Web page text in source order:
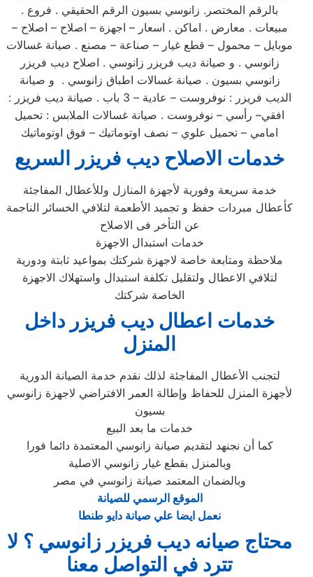
بالرقم المختصر. زانوسي بسيون الرقم الحقيقي . فروع .
مبيعات . معارض . اماكن . اسعار – اجهزة – اصلاح – اصلاح –
موبايل – محمول – قطع غيار – صناعة – مصنع . صيانة غسالات
زانوسي . و صيانة ديب فريزر زانوسي . اصلاح ديب فريزر
زانوسي بسيون . صيانة غسالات اطباق زانوسي . و صيانة
الديب فريزر : نوفروست – عادية – 3 باب . صيانة ديب فريزر :
افقي– رأسي – نوفروست . صيانة غسالات الملابس : تحميل
امامي – تحميل علوي – نصف اوتوماتيك – فوق اوتوماتيك
خدمات الاصلاح ديب فريزر السريع
خدمة سريعة وفورية لأجهزة المنازل وللأعطال المفاجئة
كأعطال مبردات حفظ و تجميد الأطعمة لتلافي الخسائر الناجمة
عن التأخر فى الاصلاح
خدمات استبدال الاجهزة
ملاحظة ومتابعة خاصة لاجهزة شركتك بمواعيد ثابتة ودورية
لتلافي الاعطال ولتقليل تكلفة استبدال واستهلاك الاجهزة
الخاصة شركتك
خدمات اعطال ديب فريزر داخل
المنزل
لتجنب الأعطال المفاجئة لذلك نقدم خدمة الصيانة الدورية
لأجهزة المنزل للحفاظ وإطالة العمر الافتراضي لاجهزة زانوسي
بسيون
خدمات ما بعد البيع
كما أن نجنهد لتقديم صيانة زانوسي المعتمدة دائما فورا
وبالمنزل بقطع غيار زانوسي الاصلية
وبالضمان المعتمد صيانة زانوسي في مصر
الموقع الرسمي للصيانة
نعمل ايضا علي صيانة دايو طنطا
محتاج صيانه ديب فريزر زانوسي ؟ لا
تترد في التواصل معنا